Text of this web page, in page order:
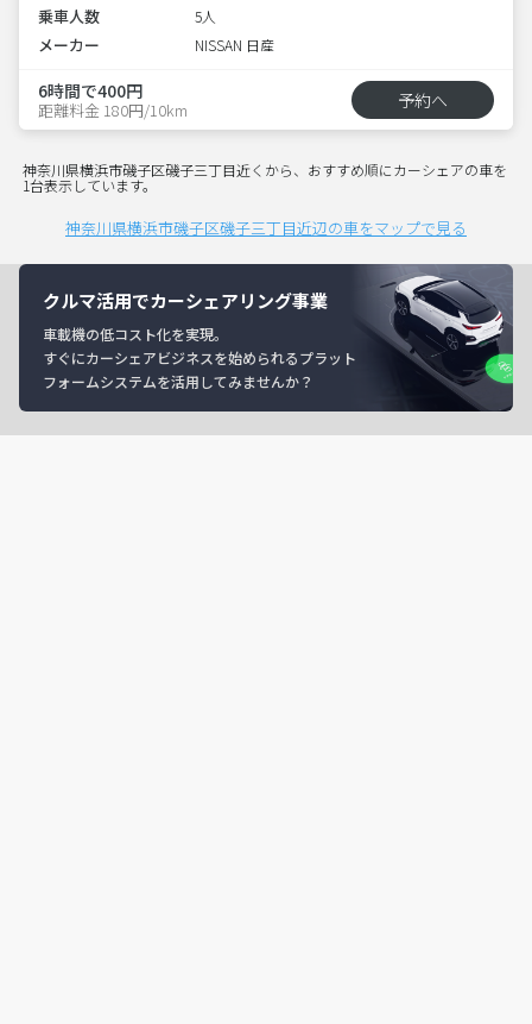
乗車人数 5人
メーカー NISSAN 日産
6時間で400円
距離料金 180円/10km 予約へ
神奈川県横浜市磯子区磯子三丁目近くから、おすすめ順にカーシェアの車を
1台表示しています。
神奈川県横浜市磯子区磯子三丁目近辺の車をマップで見る
クルマ活用でカーシェアリング事業
車載機の低コスト化を実現。
すぐにカーシェアビジネスを始められるプラット
フォームシステムを活用してみませんか？